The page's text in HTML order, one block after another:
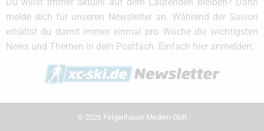
Du willst immer aktuell auf dem Laufenden bleiben? Dann
melde dich für unseren Newsletter an. Während der Saison
erhältst du damit immer einmal pro Woche die wichtigsten
News und Themen in dein Postfach. Einfach hier anmelden:
© 2026 Felgenhauer Medien GbR